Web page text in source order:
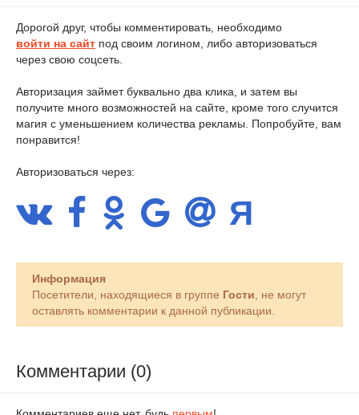
Дорогой друг, чтобы комментировать, необходимо
войти на сайт под своим логином, либо авторизоваться
через свою соцсеть.
Авторизация займет буквально два клика, и затем вы
получите много возможностей на сайте, кроме того случится
магия с уменьшением количества рекламы. Попробуйте, вам
понравится!
Авторизоваться через:
Информация
Посетители, находящиеся в группе Гости , не могут
оставлять комментарии к данной публикации.
Комментарии (0)